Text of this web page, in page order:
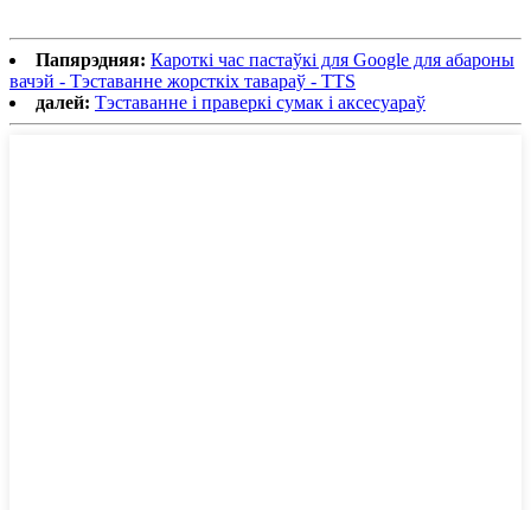
Папярэдняя: Кароткі час пастаўкі для Google для абароны
вачэй - Тэставанне жорсткіх тавараў - TTS
далей: Тэставанне і праверкі сумак і аксесуараў